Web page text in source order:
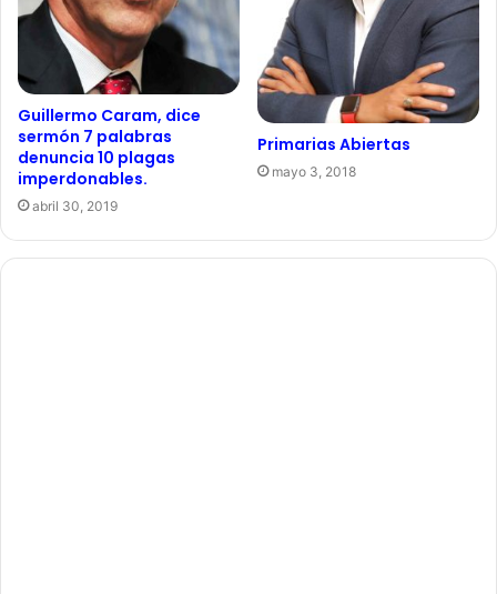
Guillermo Caram, dice
sermón 7 palabras
denuncia 10 plagas
imperdonables.
abril 30, 2019
Primarias Abiertas
mayo 3, 2018